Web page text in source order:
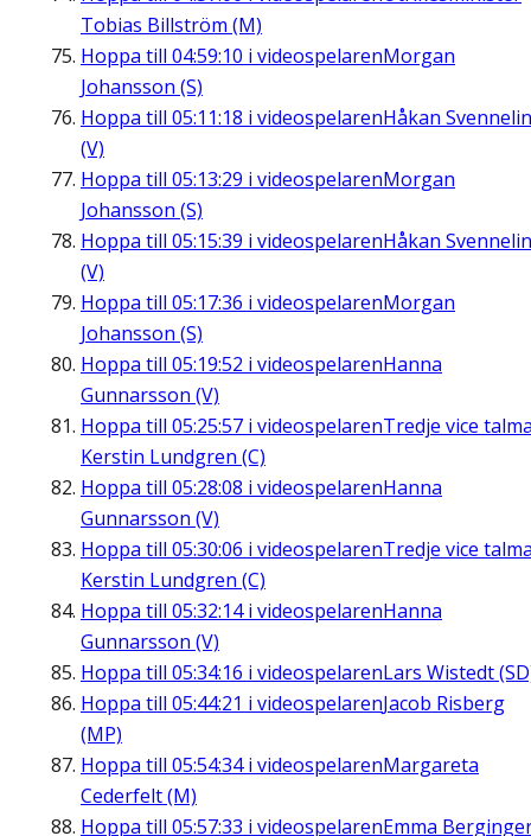
Tobias Billström (M)
Hoppa till 04:59:10 i videospelarenMorgan
Johansson (S)
Hoppa till 05:11:18 i videospelarenHåkan
(V)
Hoppa till 05:13:29 i videospelarenMorgan
Johansson (S)
Hoppa till 05:15:39 i videospelarenHåkan
(V)
Hoppa till 05:17:36 i videospelarenMorgan
Johansson (S)
Hoppa till 05:19:52 i videospelarenHanna
Gunnarsson (V)
Hoppa till 05:25:57 i videospelarenTredje vice
Kerstin Lundgren (C)
Hoppa till 05:28:08 i videospelarenHanna
Gunnarsson (V)
Hoppa till 05:30:06 i videospelarenTredje vice
Kerstin Lundgren (C)
Hoppa till 05:32:14i videospelarenHanna
Gunnarsson (V)
Hoppa till 05:34:16 i videospelarenLars Wistedt
Hoppa till 05:44:21 i videospelarenJacob Risberg
(MP)
Hoppa till 05:54:34i videospelarenMargareta
Cederfelt (M)
Hoppa till 05:57:33 i videospelarenEmma